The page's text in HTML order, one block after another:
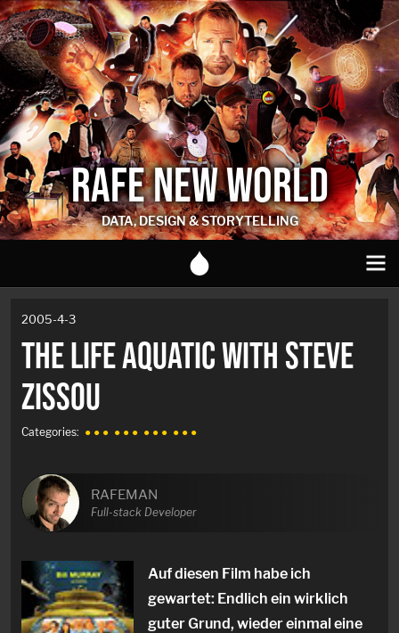
RAFE NEW WORLD
DATA, DESIGN & STORYTELLING
2005-4-3
THE LIFE AQUATIC WITH STEVE
ZISSOU
Categories: ● ● ● ● ● ● ● ● ● ● ● ●
RAFEMAN
Full-stack Developer
Auf diesen Film habe ich
gewartet: Endlich ein wirklich
guter Grund, wieder einmal eine